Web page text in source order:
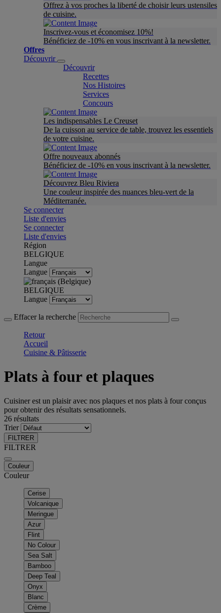
Offrez à vos proches la liberté de choisir leurs ustensiles
de cuisine.
Inscrivez-vous et économisez 10%!
Bénéficiez de -10% en vous inscrivant à la newsletter.
Offres
Découvrir
Découvrir
Recettes
Nos Histoires
Services
Concours
Les indispensables Le Creuset
De la cuisson au service de table, trouvez les essentiels
de votre cuisine.
Offre nouveaux abonnés
Bénéficiez de -10% en vous inscrivant à la newsletter.
Découvrez Bleu Riviera
Une couleur inspirée des nuances bleu-vert de la
Méditerranée.
Se connecter
Liste d'envies
Se connecter
Liste d'envies
Région
BELGIQUE
Langue
Langue
BELGIQUE
Langue
Effacer la recherche
Retour
Accueil
Cuisine & Pâtisserie
Plats à four et plaques
Cuisiner est un plaisir avec nos plaques et nos plats à four conçus
pour obtenir des résultats sensationnels.
26 résultats
Trier
FILTRER
FILTRER
Couleur
Couleur
Cerise
Volcanique
Meringue
Azur
Flint
No Colour
Sea Salt
Bamboo
Deep Teal
Onyx
Blanc
Crème